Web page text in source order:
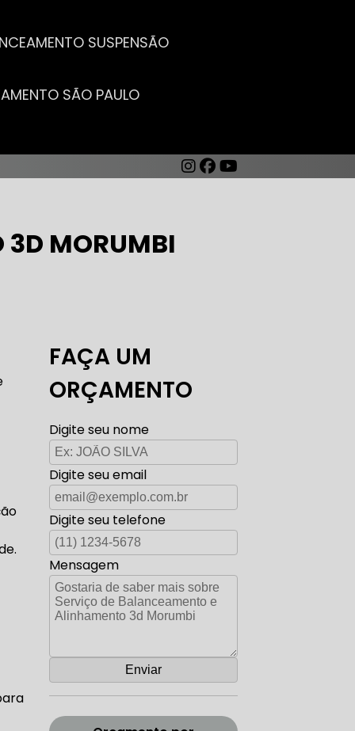
SUSPENSÃO
SÃO PAULO
ELÉTRICA CARROS ANTIGOS
AUTO ELÉTRICA ZONA SUL
CORREIA DENTADA RANGE ROVER
3D MORUMBI
FAÇA UM
ORÇAMENTO
Digite seu nome
Digite seu email
Digite seu telefone
Mensagem